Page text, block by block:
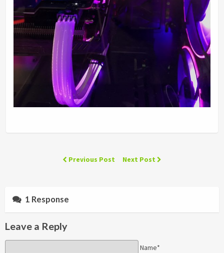
Previous Post Next Post
1 Response
Leave a Reply
Name*